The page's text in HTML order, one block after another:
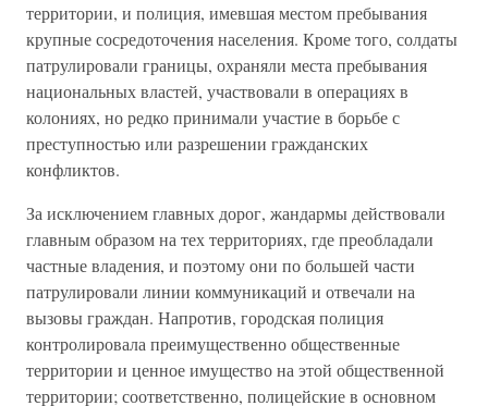
территории, и полиция, имевшая местом пребывания
крупные сосредоточения населения. Кроме того, солдаты
патрулировали границы, охраняли места пребывания
национальных властей, участвовали в операциях в
колониях, но редко принимали участие в борьбе с
преступностью или разрешении гражданских
конфликтов.
За исключением главных дорог, жандармы действовали
главным образом на тех территориях, где преобладали
частные владения, и поэтому они по большей части
патрулировали линии коммуникаций и отвечали на
вызовы граждан. Напротив, городская полиция
контролировала преимущественно общественные
территории и ценное имущество на этой общественной
территории; соответственно, полицейские в основном